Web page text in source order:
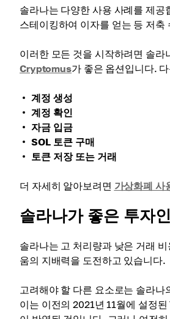
솔라나는 다양한 사용 사례를 제
스테이킹하여 이자를 얻는 등 저
이러한 모든 것을 시작하려면 솔
Cryptomus가 좋은 옵션입니다.
계정 생성
계정 확인
자금 입금
SOL 토큰 구매
토큰 저장 또는 거래
더 자세히 알아보려면 가상화폐 사
솔라나가 좋은 투자
솔라나는 고 처리량과 낮은 거래
움의 지배력을 도전하고 있습니다.
고려해야 할 다른 요소로는 솔라
이는 이전의 2021년 11월에 설정